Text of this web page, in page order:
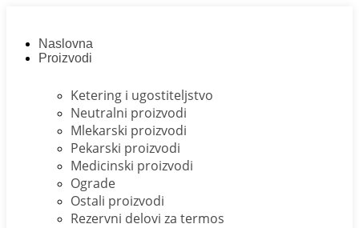
contentNaslovna
Proizvodi
Ketering i ugostiteljstvo
Neutralni proizvodi
Mlekarski proizvodi
Pekarski proizvodi
Medicinski proizvodi
Ograde
Ostali proizvodi
Rezervni delovi za termos